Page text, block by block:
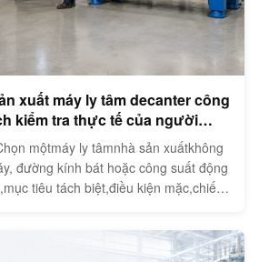
xuất máy ly tâm decanter công
kiểm tra thực tế của người
mộtmáy ly tâmnhà sản xuấtkhông
đường kính bát hoặc công suất động
tiêu tách biệt,điều kiện mặc,chiến
Hướng dẫn này được chuẩn bị bởi